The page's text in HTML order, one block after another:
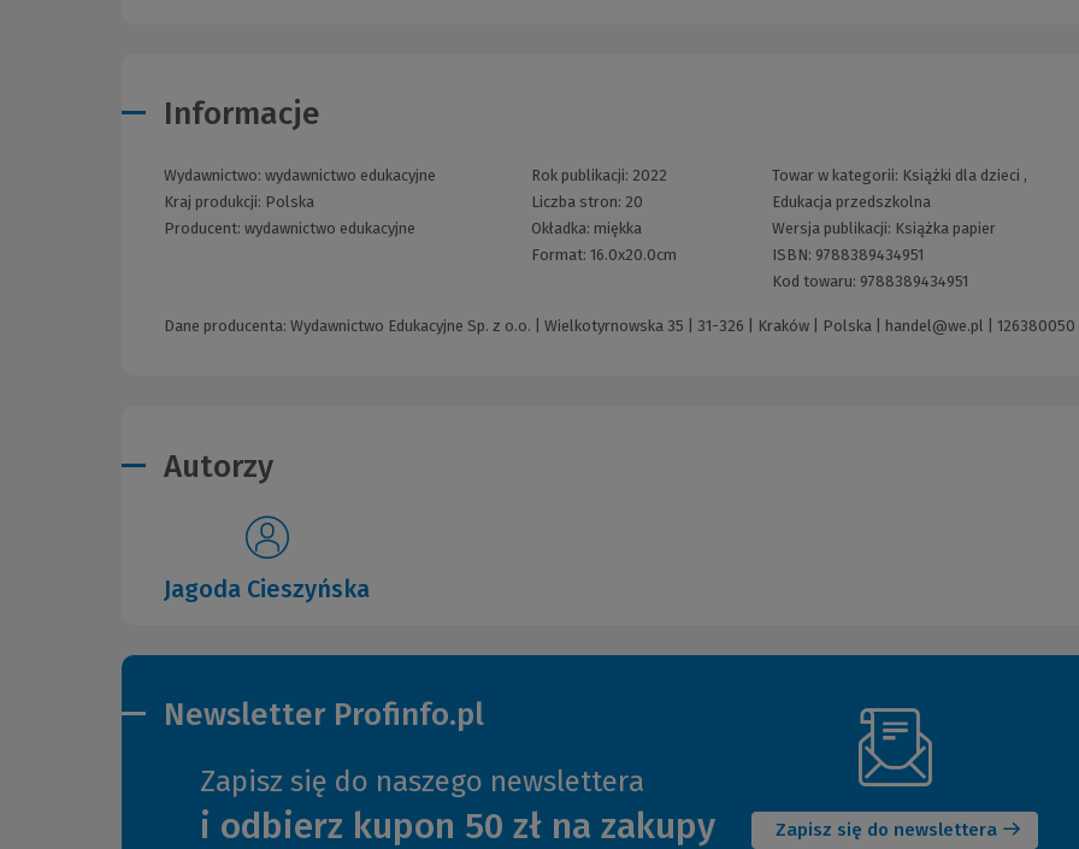
Informacje
Wydawnictwo: wydawnictwo edukacyjne
Kraj produkcji: Polska
Producent: wydawnictwo edukacyjne
Rok publikacji: 2022
Liczba stron: 20
Okładka: miękka
Format: 16.0x20.0cm
Towar w kategorii: Książki dla dzieci ,
Edukacja przedszkolna
Wersja publikacji: Książka papier
ISBN: 9788389434951
Kod towaru: 9788389434951
Dane producenta: Wydawnictwo Edukacyjne Sp. z o.o. | Wielkotyrnowska 35 | 31-326 | Kraków | Polska | handel@we.pl 126380050
Autorzy
Jagoda Cieszyńska
Newsletter Profinfo.pl
Zapisz się do naszego newslettera
i odbierz kupon 50 zł na zakupy Zapisz się do newslettera
okno)